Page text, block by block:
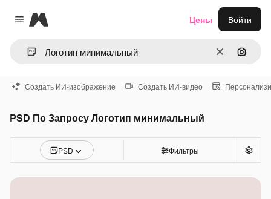
Close menu
Magnific
ОчиститьПоиск
Цены Войти
Создать ИИ-изображение Создать ИИ-видео
PSD По Запросу Логотип минимальный
PSD Фильтры